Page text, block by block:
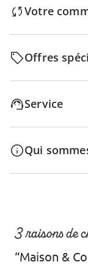
Votre
Offres
Service
Qui
3 raisons de
“Maison &